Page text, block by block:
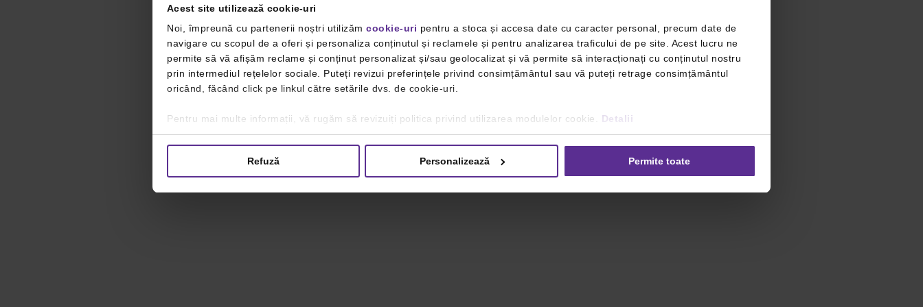
Acest site utilizează cookie-uri
Noi, împreună cu partenerii noștri utilizăm cookie-uri pentru a stoca și accesa date cu caracter personal, precum date de
navigare cu scopul de a oferi și personaliza conținutul și reclamele și pentru analizarea traficului de pe site. Acest lucru ne
permite să vă afișăm reclame și conținut personalizat și/sau geolocalizat și vă permite să interacționați cu conținutul nostru
prin intermediul rețelelor sociale. Puteți revizui preferințele privind consimțământul sau vă puteți retrage consimțământul
oricând, făcând click pe linkul către setările dvs. de cookie-uri.
Pentru mai multe informații, vă rugăm să revizuiți politica privind utilizarea modulelor cookie. Detalii
Refuză Personalizează Permite toate